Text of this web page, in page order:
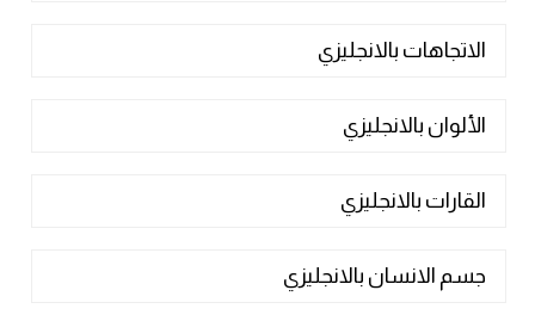
الاتجاهات بالانجليزي
الألوان بالانجليزي
القارات بالانجليزي
جسم الانسان بالانجليزي